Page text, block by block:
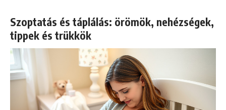
Szoptatás és táplálás: örömök, nehézségek,
tippek és trükkök